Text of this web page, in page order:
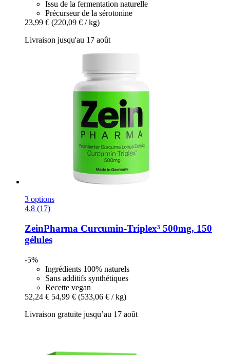
Issu de la fermentation naturelle
Précurseur de la sérotonine
23,99 € (220,09 € / kg)
Livraison jusqu'au 17 août
3 options
4.8 (17)
ZeinPharma Curcumin-​Triplex³ 500mg, 150
gélules
-5%
Ingrédients 100% naturels
Sans additifs synthétiques
Recette vegan
52,24 € 54,99 € (533,06 € / kg)
Livraison gratuite jusqu’au 17 août